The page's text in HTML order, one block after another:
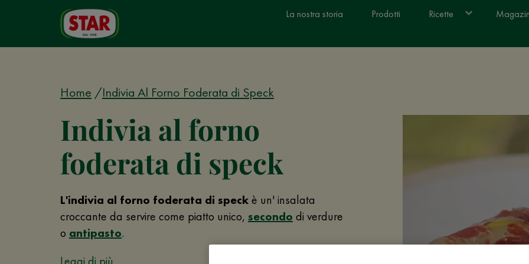
La nostra storia Prodotti Ricette
Home Indivia Al Forno Foderata di Speck
Indivia al forno
foderata di speck
L'indivia al forno foderata di speckè un' insalata
croccante da servire come piatto unico, secondo di verdure
o antipasto.